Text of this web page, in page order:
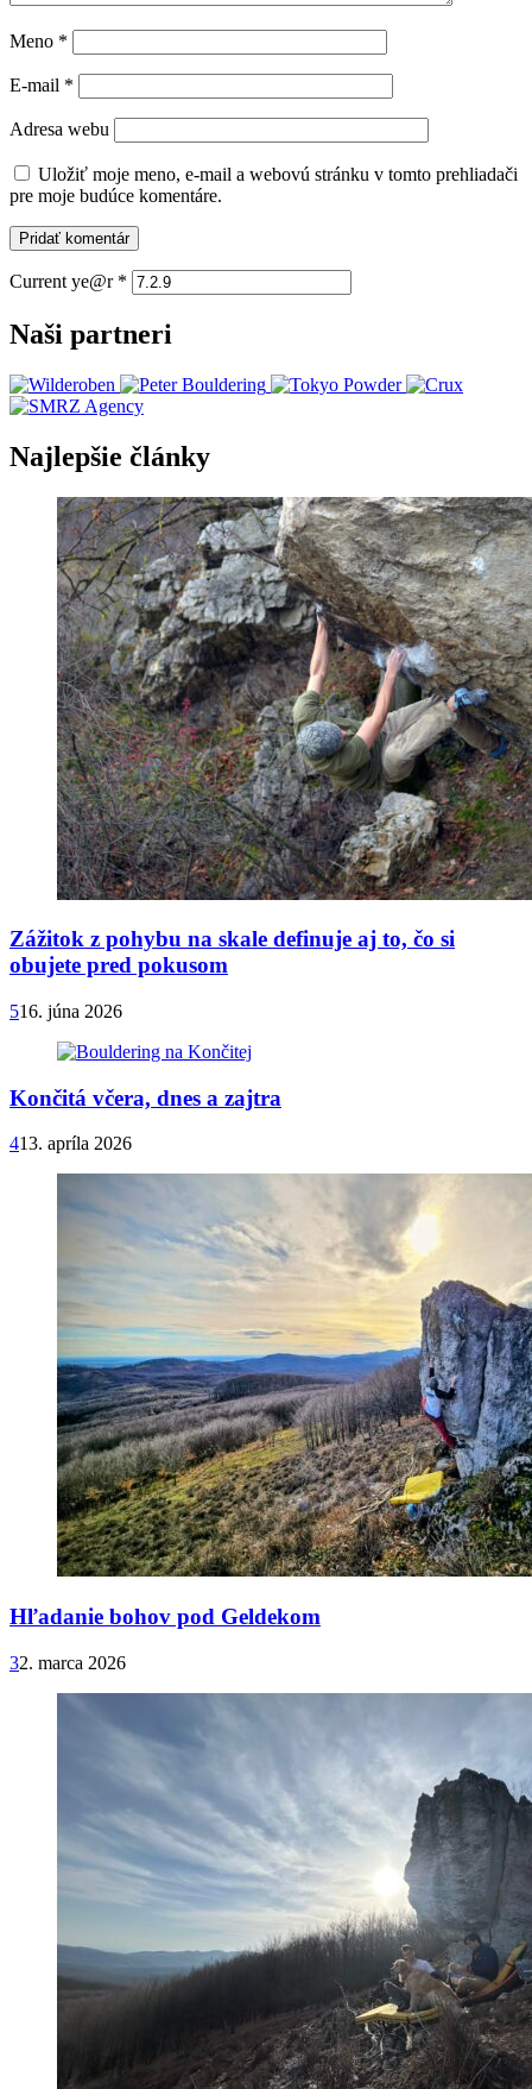
Meno *
E-mail *
Adresa webu
Uložiť moje meno, e-mail a webovú stránku v tomto prehliadači
pre moje budúce komentáre.
Current ye@r *
Naši partneri
Najlepšie články
Zážitok z pohybu na skale definuje aj to, čo si
obujete pred pokusom
516. júna 2026
Končitá včera, dnes a zajtra
413. apríla 2026
Hľadanie bohov pod Geldekom
32. marca 2026